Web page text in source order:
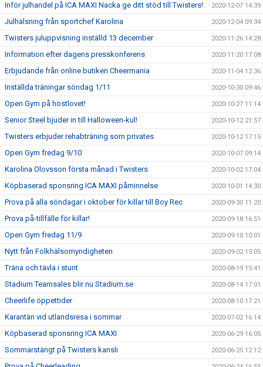
Inför julhandel på ICA MAXI Nacka ge ditt stöd till Twisters! 2020-12-07 14:39
Julhälsning från sportchef Karolina 2020-12-04 09:34
Twisters juluppvisning inställd 13 december 2020-11-26 14:28
Information efter dagens presskonferens 2020-11-20 17:08
Erbjudande från online butiken Cheermania 2020-11-04 12:36
Inställda träningar söndag 1/11 2020-10-30 09:46
Open Gym på höstlovet! 2020-10-27 11:14
Senior Steel bjuder in till Halloween-kul! 2020-10-12 21:57
Twisters erbjuder rehabträning som privates 2020-10-12 17:15
Open Gym fredag 9/10 2020-10-07 09:14
Karolina Olovsson första månad i Twisters 2020-10-02 17:04
Köpbaserad sponsring ICA MAXI påminnelse 2020-10-01 14:30
Prova på alla söndagar i oktober för killar till Boy Rec 2020-09-30 11:20
Prova på-tillfälle för killar! 2020-09-18 16:51
Open Gym fredag 11/9 2020-09-10 10:01
Nytt från Folkhälsomyndigheten 2020-09-02 15:05
Träna och tävla i stunt 2020-08-19 15:41
Stadium Teamsales blir nu Stadium.se 2020-08-14 17:01
Cheerlife öppettider 2020-08-10 17:21
Karantän vid utlandsresa i sommar 2020-07-02 16:14
Köpbaserad sponsring ICA MAXI 2020-06-29 16:05
Sommarstängt på Twisters kansli 2020-06-25 12:12